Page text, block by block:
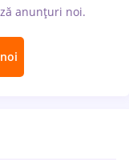
anunțuri noi.